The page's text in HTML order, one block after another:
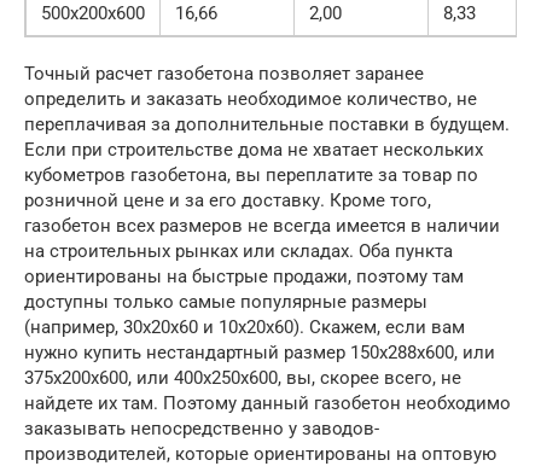
500х200х600
16,66 2,00 8,33
Точный расчет газобетона позволяет заранее
определить и заказать необходимое количество, не
переплачивая за дополнительные поставки в будущем.
Если при строительстве дома не хватает нескольких
кубометров газобетона, вы переплатите за товар по
розничной цене и за его доставку. Кроме того,
газобетон всех размеров не всегда имеется в наличии
на строительных рынках или складах. Оба пункта
ориентированы на быстрые продажи, поэтому там
доступны только самые популярные размеры
(например, 30x20x60 и 10x20x60). Скажем, если вам
нужно купить нестандартный размер 150x288x600, или
375x200x600, или 400x250x600, вы, скорее всего, не
найдете их там. Поэтому данный газобетон необходимо
заказывать непосредственно у заводов-
производителей, которые ориентированы на оптовую